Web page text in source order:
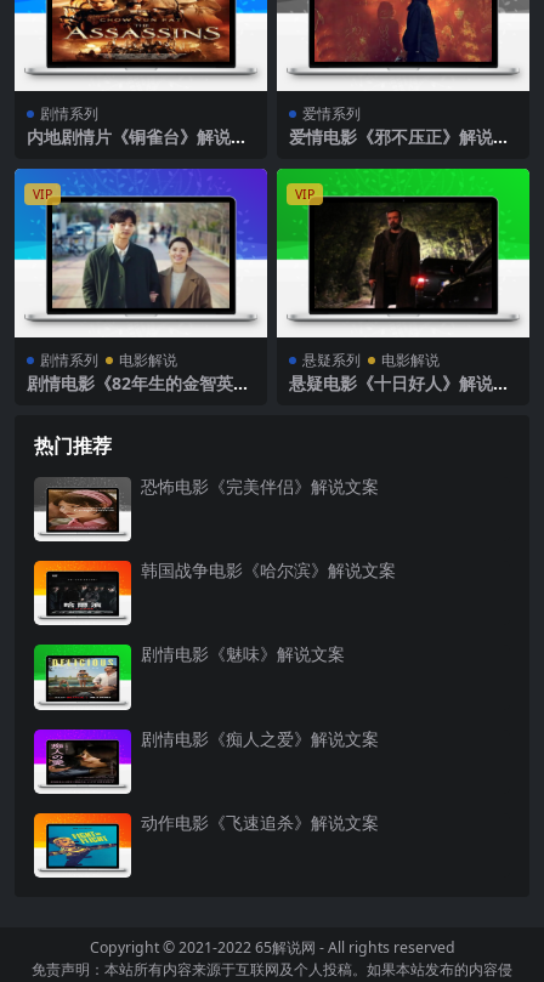
剧情系列
内地剧情片《铜雀台》解说文
爱情系列
爱情电影《邪不压正》解说文
VIP
剧情系列 电影解说
剧情电影《82年生的金智英》
VIP
悬疑系列 电影解说
悬疑电影《十日好人》解说文
热门推荐
恐怖电影《完美伴侣》解说文案
韩国战争电影《哈尔滨》解说文案
剧情电影《魅味》解说文案
剧情电影《痴人之爱》解说文案
动作电影《飞速追杀》解说文案
Copyright © 2021-202265解说网 - All rights reserved
免责声明：本站所有内容来源于互联网及个人投稿。如果本站发布的内容侵